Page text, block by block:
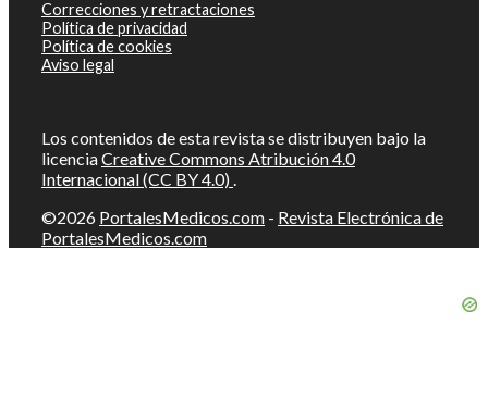
Correcciones y retractaciones
Política de privacidad
Política de cookies
Aviso legal
Los contenidos de esta revista se distribuyen bajo la
licenciaCreative Commons Atribución 4.0
Internacional (CC BY 4.0) .
©2026 PortalesMedicos.com - Revista Electrónica de
PortalesMedicos.com